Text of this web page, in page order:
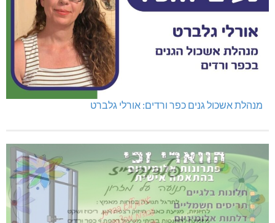
מנהלת אשכול גנים כפר ורדים: אורלי גלברט